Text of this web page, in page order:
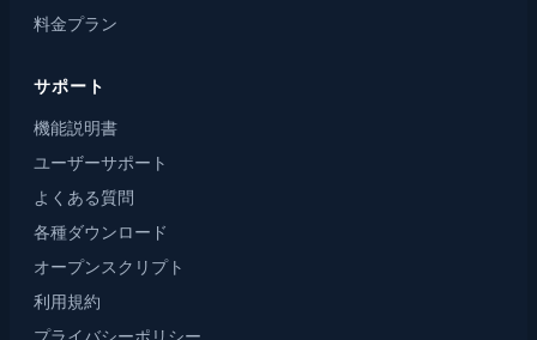
料金プラン
サポート
機能説明書
ユーザーサポート
よくある質問
各種ダウンロード
オープンスクリプト
利用規約